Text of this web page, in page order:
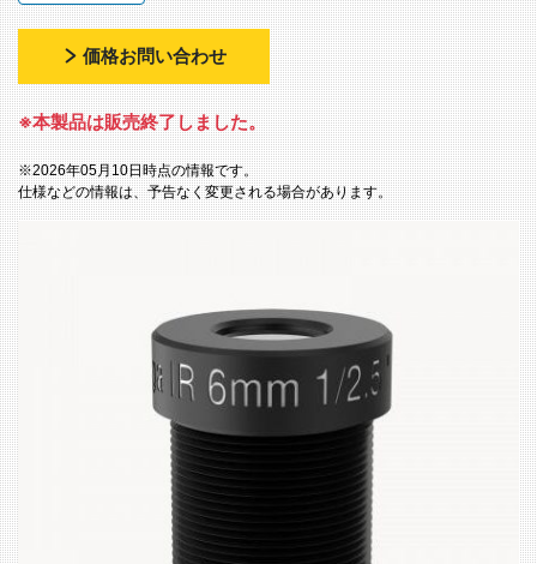
価格お問い合わせ
※本製品は販売終了しました。
※2026年05月10日時点の情報です。
仕様などの情報は、予告なく変更される場合があります。